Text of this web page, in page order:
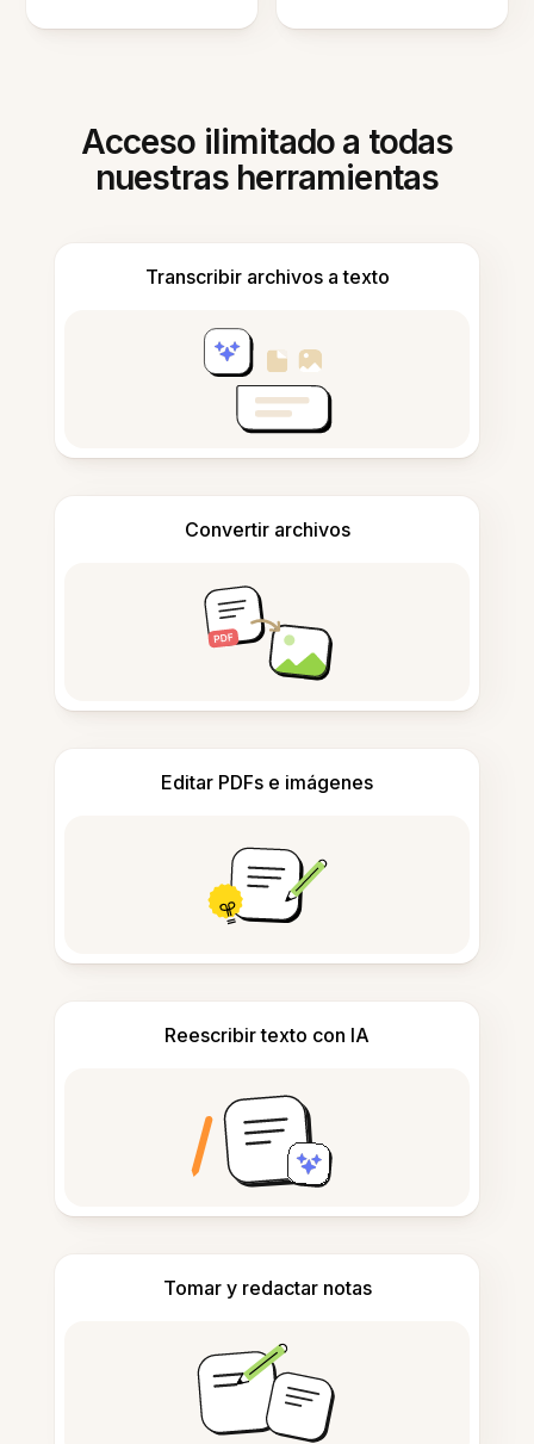
Acceso ilimitado a todas
nuestras herramientas
Transcribir archivos a texto
Convertir archivos
Editar PDFs e imágenes
Reescribir texto con IA
Tomar y redactar notas